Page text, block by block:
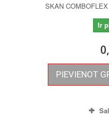
SKAN
Ir
PIEVIENOT